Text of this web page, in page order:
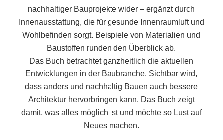
nachhaltiger Bauprojekte wider – ergänzt durch
Innenausstattung, die für gesunde Innenraumluft und
Wohlbefinden sorgt. Beispiele von Materialien und
Baustoffen runden den Überblick ab.
Das Buch betrachtet ganzheitlich die aktuellen
Entwicklungen in der Baubranche. Sichtbar wird,
dass anders und nachhaltig Bauen auch bessere
Architektur hervorbringen kann. Das Buch zeigt
damit, was alles möglich ist und möchte so Lust auf
Neues machen.